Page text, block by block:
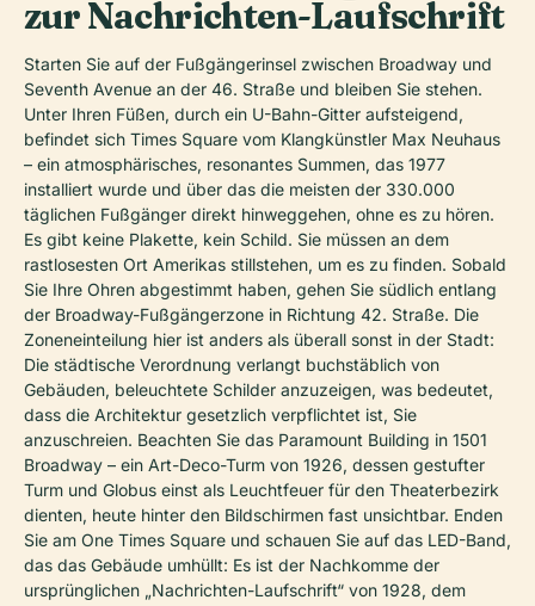
zur Nachrichten-Laufschrift
Starten Sie auf der Fußgängerinsel zwischen Broadway und
Seventh Avenue an der 46. Straße und bleiben Sie stehen.
Unter Ihren Füßen, durch ein U-Bahn-Gitter aufsteigend,
befindet sich Times Square vom Klangkünstler Max Neuhaus
– ein atmosphärisches, resonantes Summen, das 1977
installiert wurde und über das die meisten der 330.000
täglichen Fußgänger direkt hinweggehen, ohne es zu hören.
Es gibt keine Plakette, kein Schild. Sie müssen an dem
rastlosesten Ort Amerikas stillstehen, um es zu finden. Sobald
Sie Ihre Ohren abgestimmt haben, gehen Sie südlich entlang
der Broadway-Fußgängerzone in Richtung 42. Straße. Die
Zoneneinteilung hier ist anders als überall sonst in der Stadt:
Die städtische Verordnung verlangt buchstäblich von
Gebäuden, beleuchtete Schilder anzuzeigen, was bedeutet,
dass die Architektur gesetzlich verpflichtet ist, Sie
anzuschreien. Beachten Sie das Paramount Building in 1501
Broadway – ein Art-Deco-Turm von 1926, dessen gestufter
Turm und Globus einst als Leuchtfeuer für den Theaterbezirk
dienten, heute hinter den Bildschirmen fast unsichtbar. Enden
Sie am One Times Square und schauen Sie auf das LED-Band,
das das Gebäude umhüllt: Es ist der Nachkomme der
ursprünglichen „Nachrichten-Laufschrift“ von 1928, dem